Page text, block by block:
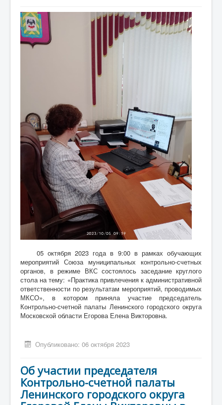
05 октября 2023 года в 9:00 в рамках обучающих
мероприятий Союза муниципальных контрольно-счетных
органов, в режиме ВКС состоялось заседание круглого
стола на тему: «Практика привлечения к административной
ответственности по результатам мероприятий, проводимых
МКСО», в котором приняла участие председатель
Контрольно-счетной палаты Ленинского городского округа
Московской области Егорова Елена Викторовна.
Опубликовано: 06 октября 2023
Об участии председателя
Контрольно-счетной палаты
Ленинского городского округа